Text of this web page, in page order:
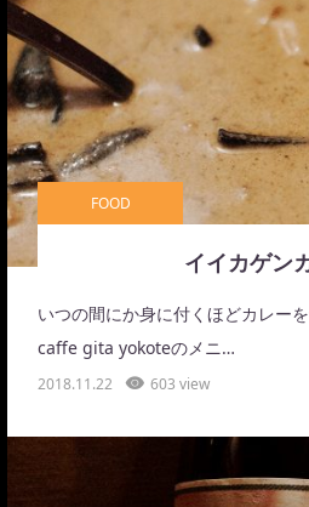
FOOD
イイカゲン
いつの間にか身に付くほどカレー
caffe gita yokoteのメニ…
2018.11.22 603 view